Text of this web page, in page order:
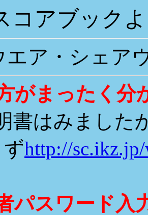
コアブック
エア・シェア
がまったく分
書はみました
http://sc.ikz.jp/
パスワード入